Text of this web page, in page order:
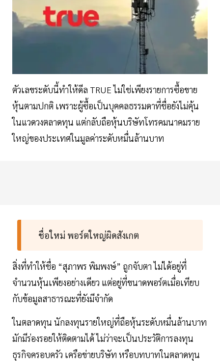
ตัวเลขระดับนี้ทำให้ดีล TRUE ไม่ใช่เพียงรายการซื้อขาย
หุ้นตามปกติ เพราะผู้ซื้อเป็นบุคคลธรรมดาที่ชื่อยังไม่คุ้น
ในแวดวงตลาดทุน แต่กลับถือหุ้นบริษัทโทรคมนาคมราย
ใหญ่ของประเทศในมูลค่าระดับหมื่นล้านบาท
ชื่อใหม่ พอร์ตใหญ่ผิดสังเกต
สิ่งที่ทำให้ชื่อ “สุภาพร พิมพงษ์” ถูกจับตา ไม่ได้อยู่ที่
จำนวนหุ้นเพียงอย่างเดียว แต่อยู่ที่ขนาดพอร์ตเมื่อเทียบ
กับข้อมูลสาธารณะที่ยังมีจำกัด
ในตลาดทุน นักลงทุนรายใหญ่ที่ถือหุ้นระดับหมื่นล้านบาท
มักมีร่องรอยให้ติดตามได้ ไม่ว่าจะเป็นประวัติการลงทุน
ธุรกิจครอบครัว เครือข่ายบริษัท หรือบทบาทในตลาดทุน